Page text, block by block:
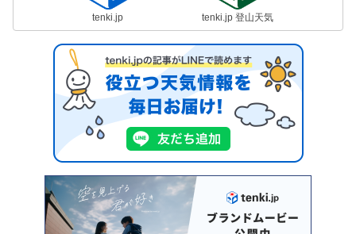
tenki.jp tenki.jp 登山天気